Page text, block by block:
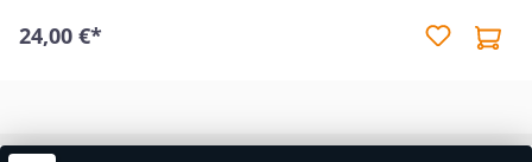
Neuen Genfer Übersetzung erscheint ein neuer
Neuanfang nach dem Babylonischen Exil: Die
Geschichte Gottes mit seinem Volk, nachlesbar in
24,00 €*